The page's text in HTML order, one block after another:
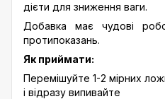
дієти для зниження ваги.
Добавка має чудові
протипоказань.
Як приймати:
Перемішуйте 1-2 мірних
і відразу випивайте